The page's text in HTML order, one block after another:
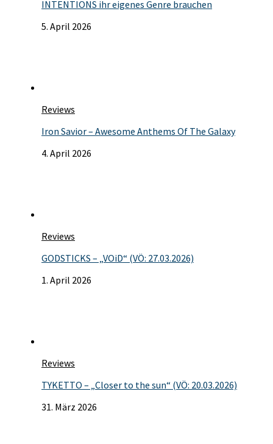
INTENTIONS ihr eigenes Genre brauchen
5. April 2026
Reviews
Iron Savior – Awesome Anthems Of The Galaxy
4. April 2026
Reviews
GODSTICKS – „VOiD“ (VÖ: 27.03.2026)
1. April 2026
Reviews
TYKETTO – „Closer to the sun“ (VÖ: 20.03.2026)
31. März 2026